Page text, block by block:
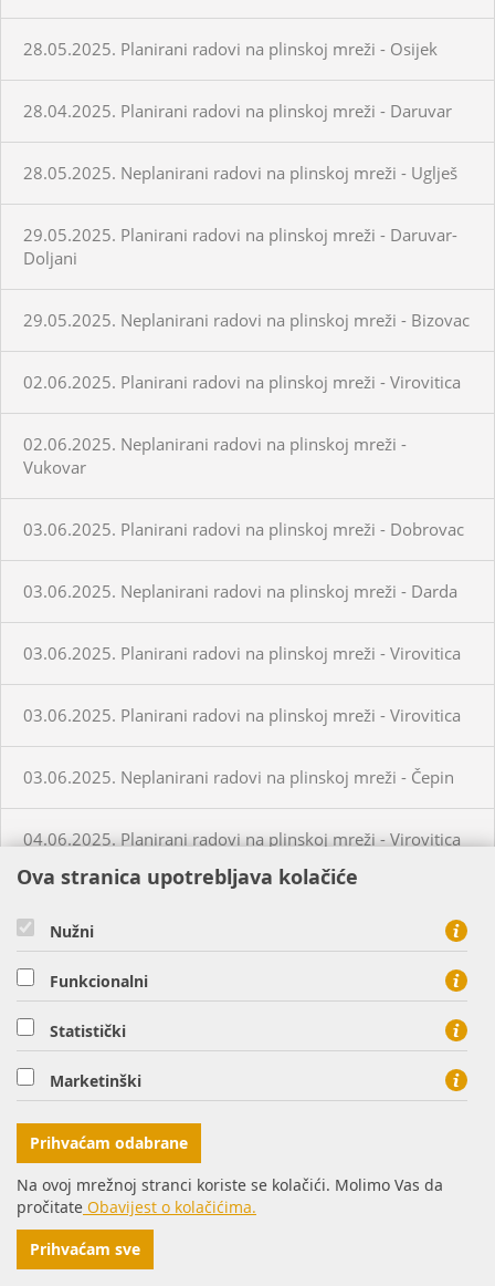
28.05.2025. Planirani radovi na plinskoj mreži - Osijek
28.04.2025. Planirani radovi na plinskoj mreži - Daruvar
28.05.2025. Neplanirani radovi na plinskoj mreži - Uglješ
29.05.2025. Planirani radovi na plinskoj mreži - Daruvar-
Doljani
29.05.2025. Neplanirani radovi na plinskoj mreži - Bizovac
02.06.2025. Planirani radovi na plinskoj mreži - Virovitica
02.06.2025. Neplanirani radovi na plinskoj mreži -
Vukovar
03.06.2025. Planirani radovi na plinskoj mreži - Dobrovac
03.06.2025. Neplanirani radovi na plinskoj mreži - Darda
03.06.2025. Planirani radovi na plinskoj mreži - Virovitica
03.06.2025. Planirani radovi na plinskoj mreži - Virovitica
03.06.2025. Neplanirani radovi na plinskoj mreži - Čepin
04.06.2025. Planirani radovi na plinskoj mreži - Virovitica
Habjanovci
05.06.2025. Planirani radovi na plinskoj mreži - Daruvar
05.06.2025. Planirani radovi na plinskoj mreži - Virovitica
05.06.2025. Neplanirani radovi na plinskoj mreži -
Virovitica
Ova stranica upotrebljava kolačiće
Nužni
Funkcionalni
Statistički
Marketinški
Prihvaćam odabrane
Na ovoj mrežnoj stranci koriste se kolačići. Molimo Vas da
pročitate Obavijest o kolačićima.
Prihvaćam sve